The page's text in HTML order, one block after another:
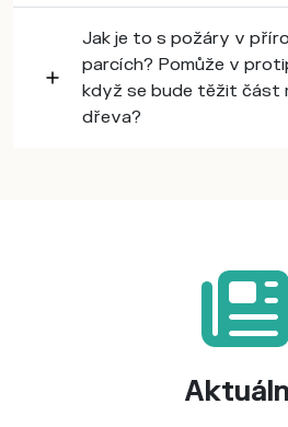
Jak je to s požáry v
parcích? Pomůže v
když se bude těžit část
dřeva?